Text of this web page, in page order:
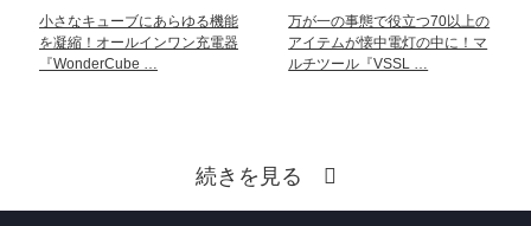
小さなキューブにあらゆる機能
を凝縮！オールインワン充電器
『WonderCube …
万が一の事態で役立つ70以上の
アイテムが懐中電灯の中に！マ
ルチツール『VSSL …
続きを見る